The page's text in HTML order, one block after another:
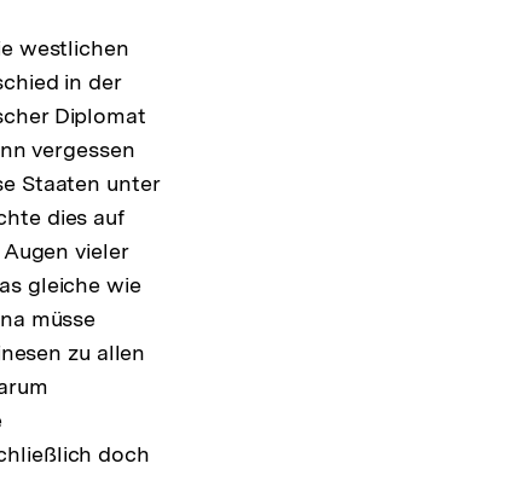
westlichen
in der
Diplomat
vergessen
Staaten unter
dies auf
vieler
gleiche wie
müsse
zu allen
doch